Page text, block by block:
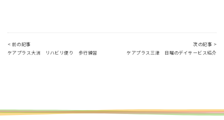
< 前の記事
ケアプラス大洲 リハビリ便り 歩行練習
次の記事 >
ケアプラス三津 日曜のデイサービス紹介